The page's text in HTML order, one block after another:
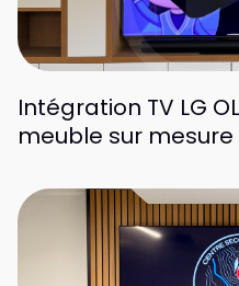
Intégration TV LG
meuble sur